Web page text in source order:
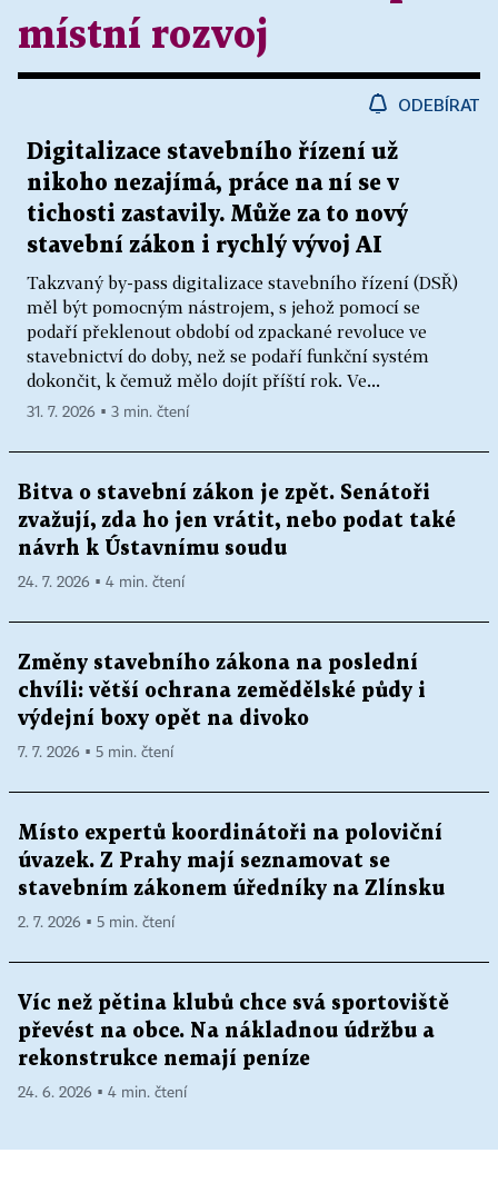
místní rozvoj
ODEBÍRAT
Digitalizace stavebního řízení už
nikoho nezajímá, práce na ní se v
tichosti zastavily. Může za to nový
stavební zákon i rychlý vývoj AI
Takzvaný by-pass digitalizace stavebního řízení (DSŘ)
měl být pomocným nástrojem, s jehož pomocí se
podaří překlenout období od zpackané revoluce ve
stavebnictví do doby, než se podaří funkční systém
dokončit, k čemuž mělo dojít příští rok. Ve...
31. 7. 2026 ▪ 3 min. čtení
Bitva o stavební zákon je zpět. Senátoři
zvažují, zda ho jen vrátit, nebo podat také
návrh k Ústavnímu soudu
24. 7. 2026 ▪ 4 min. čtení
Změny stavebního zákona na poslední
chvíli: větší ochrana zemědělské půdy i
výdejní boxy opět na divoko
7. 7. 2026 ▪ 5 min. čtení
Místo expertů koordinátoři na poloviční
úvazek. Z Prahy mají seznamovat se
stavebním zákonem úředníky na Zlínsku
2. 7. 2026 ▪ 5 min. čtení
Víc než pětina klubů chce svá sportoviště
převést na obce. Na nákladnou údržbu a
rekonstrukce nemají peníze
24. 6. 2026 ▪ 4 min. čtení